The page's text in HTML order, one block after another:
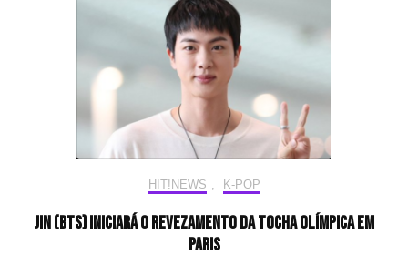
HIT!NEWS K-POP
Jin (BTS) iniciará o revezamento da tocha olímpica em
Paris